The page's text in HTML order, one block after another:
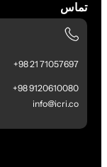
تماس
71057697 21 98+
9120610080 98+
info@icri.co